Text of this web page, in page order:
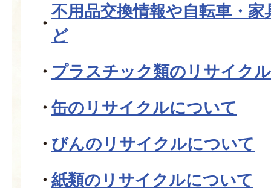
不用品交換情報や自転車・
ど
プラスチック類のリサイクル
缶のリサイクルについて
びんのリサイクルについて
紙類のリサイクルについて